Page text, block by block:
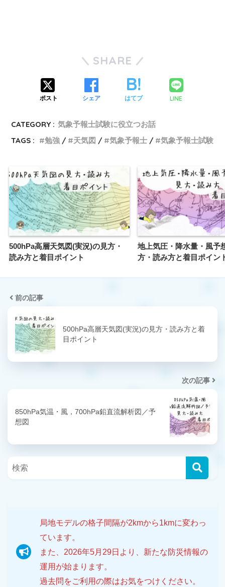
SHARE
ポスト シェア はてブ LINE
CATEGORY : 気象予報士試験に役立つお話
TAGS :
勉強 天気図 気象予報士 気象予報士試験
500hPa高層天気図(実況)の見方・
読み方と着目ポイント
地上気圧・降水量・風予
方・読み方と着目ポイン
前の記事
500hPa高層天気図(実況)の見方・読み方と着
目ポイント
次の記事
850hPa気温・風，700hPa鉛直流解析図／予
想図
局地モデルの格子間隔が2kmから1kmに変わっ
ています。
また、2026年5月29日より、新たな防災情報の
運用が始まります。
過去問をご利用の際はお気をつけください。